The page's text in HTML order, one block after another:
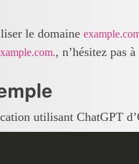
le domaine
, n’hésitez pas
utilisant ChatGPT